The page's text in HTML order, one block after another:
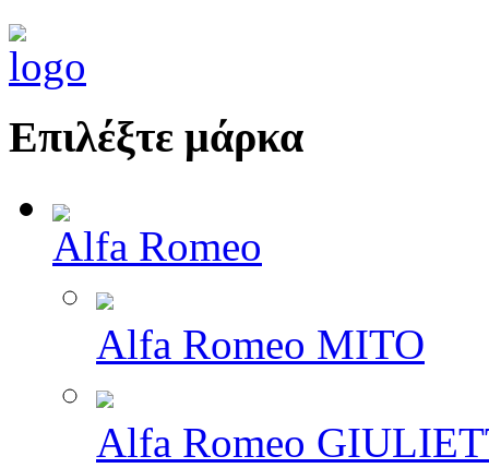
Επιλέξτε μάρκα
Alfa Romeo
Alfa Romeo MITO
Alfa Romeo